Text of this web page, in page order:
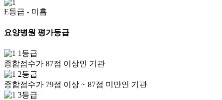
E등급 - 미흡
요양병원 평가등급
1등급
종합점수가 87점 이상인 기관
2등급
종합점수가 79점 이상 ~ 87점 미만인 기관
3등급